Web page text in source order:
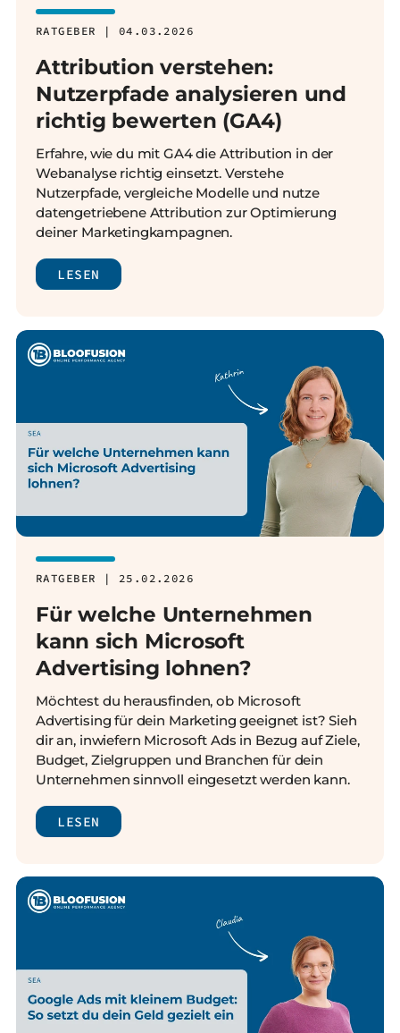
RATGEBER | 04.03.2026
Attribution verstehen:
Nutzerpfade analysieren und
richtig bewerten (GA4)
Erfahre, wie du mit GA4 die Attribution in der
Webanalyse richtig einsetzt. Verstehe
Nutzerpfade, vergleiche Modelle und nutze
datengetriebene Attribution zur Optimierung
deiner Marketingkampagnen.
LESEN
RATGEBER | 25.02.2026
Für welche Unternehmen
kann sich Microsoft
Advertising lohnen?
Möchtest du herausfinden, ob Microsoft
Advertising für dein Marketing geeignet ist? Sieh
dir an, inwiefern Microsoft Ads in Bezug auf Ziele,
Budget, Zielgruppen und Branchen für dein
Unternehmen sinnvoll eingesetzt werden kann.
LESEN